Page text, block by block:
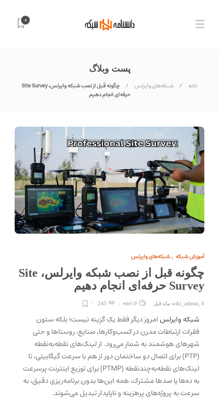
0
پست وبلاگ
خانه شبکه‌های وایرلس
چگونه قبل از نصب شبکه وایرلس، Site Survey
حرفه‌ای انجام دهیم
آموزش شبکه , شبکه‌های وایرلس
چگونه قبل از نصب شبکه وایرلس، Site
Survey حرفه‌ای انجام دهیم
wiki_admin 6 ماه قبل 16 min
245
شبکه وایرلسامروز دیگر فقط یک گزینه نیست؛ بلکه ستون
فقرات ارتباطات مدرن در کسب‌وکارها، صنایع، روستاها و حتی
شهرهای هوشمند به شمار می‌رود. از لینک‌های نقطه‌به‌نقطه
(PTP) برای اتصال دو ساختمان دور از هم با سرعت گیگابیتی، تا
لینک‌های نقطه‌به‌چندنقطه (PTMP) برای توزیع اینترنت پرسرعت
به ده‌ها یا صدها مشترک، همه این‌ها بدون برنامه‌ریزی دقیق، به
سرعت به پروژه‌های پرهزینه و ناپایدار تبدیل می‌شوند.